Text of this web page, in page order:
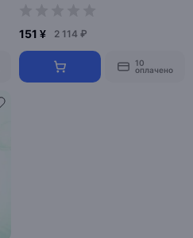
151 ¥ 2 114 ₽
10
оплачено